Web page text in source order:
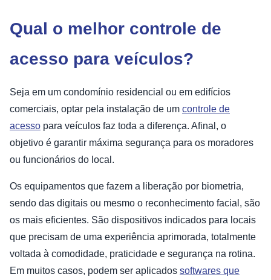
Qual o melhor controle de
acesso para veículos?
Seja em um condomínio residencial ou em edifícios
comerciais, optar pela instalação de um controle de
acesso para veículos faz toda a diferença. Afinal, o
objetivo é garantir máxima segurança para os moradores
ou funcionários do local.
Os equipamentos que fazem a liberação por biometria,
sendo das digitais ou mesmo o reconhecimento facial, são
os mais eficientes. São dispositivos indicados para locais
que precisam de uma experiência aprimorada, totalmente
voltada à comodidade, praticidade e segurança na rotina.
Em muitos casos, podem ser aplicados softwares que